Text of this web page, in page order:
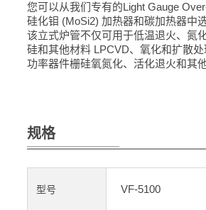
您可以从我们专有的Light Gauge
硅化钼 (MoSi2) 加热器和碳加热器中
该立式炉管不仅可用于低温退火、氮
硅和其他材料 LPCVD、氧化和扩散
功率器件栅硅氧氮化、活化退火和其
规格
型号 VF-5100